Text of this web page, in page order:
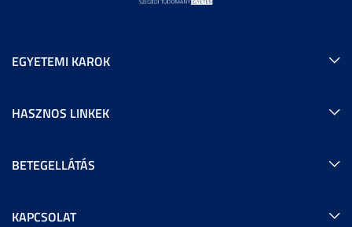
EGYETEMI KAROK
HASZNOS LINKEK
BETEGELLÁTÁS
KAPCSOLAT